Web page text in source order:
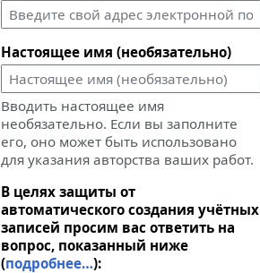
Настоящее имя (необязательно)
Вводить настоящее имя
необязательно. Если вы заполните
его, оно может быть использовано
для указания авторства ваших работ.
В целях защиты от
автоматического создания учётных
записей просим вас ответить на
вопрос, показанный ниже
(подробнее…):